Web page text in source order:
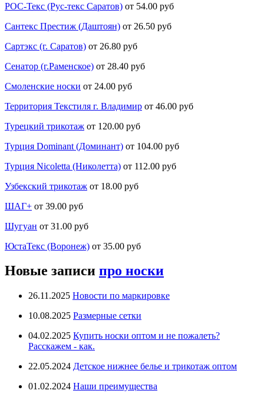
РОС-Текс (Рус-текс Саратов) от 54.00 руб
Сантекс Престиж (Даштоян) от 26.50 руб
Сартэкс (г. Саратов) от 26.80 руб
Сенатор (г.Раменское) от 28.40 руб
Смоленские носки от 24.00 руб
Территория Текстиля г. Владимир от 46.00 руб
Турецкий трикотаж от 120.00 руб
Турция Dominant (Доминант) от 104.00 руб
Турция Nicoletta (Николетта) от 112.00 руб
Узбекский трикотаж от 18.00 руб
ШАГ+ от 39.00 руб
Шугуан от 31.00 руб
ЮстаТекс (Воронеж) от 35.00 руб
Новые записи про носки
26.11.2025 Новости по маркировке
10.08.2025 Размерные сетки
04.02.2025 Купить носки оптом и не пожалеть?
Расскажем - как.
22.05.2024 Детское нижнее белье и трикотаж оптом
01.02.2024 Наши преимущества